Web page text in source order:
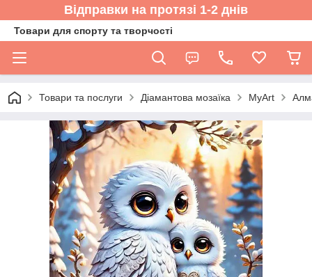
Відправки на протязі 1-2 днів
Товари для спорту та творчості
Товари та послуги Діамантова мозаїка MyArt